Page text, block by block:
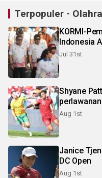
Terpopuler -
KORMI-
Indonesia
Jul 31st
Shyane
Aug 1st
Janice
DC Open
Aug 1st